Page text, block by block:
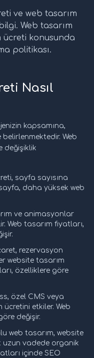
ve web tasarım
Web tasarım
ücreti konusunda
politikası.
Nasıl
kapsamına,
Web
değişiklik
sayfa sayısına
daha yüksek web
ve animasyonlar
Web tasarım fiyatları,
rezervasyon
website tasarım
özelliklere göre
özel CMS veya
etkiler. Web
değişir.
web tasarım, website
uzun vadede organik
içinde SEO